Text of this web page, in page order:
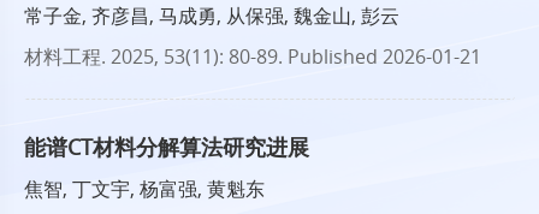
常子金, 齐彦昌, 马成勇, 从保强, 魏金山, 彭云
材料工程. 2025, 53(11): 80-89. Published 2026-01-21
能谱CT材料分解算法研究进展
焦智, 丁文宇, 杨富强, 黄魁东